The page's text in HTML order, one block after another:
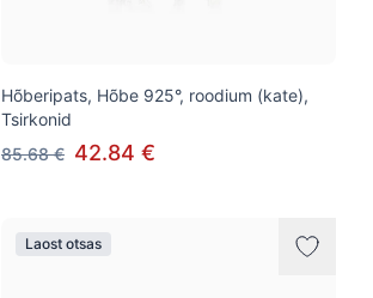
Hõberipats, Hõbe 925°, roodium (kate),
Tsirkonid
85.68 € 42.84 €
Laost otsas